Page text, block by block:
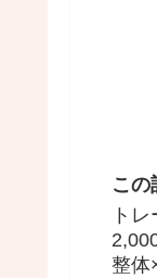
この
ト
整体